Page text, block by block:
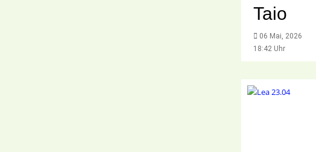
Taio
06 Mai, 2026
18:42 Uhr